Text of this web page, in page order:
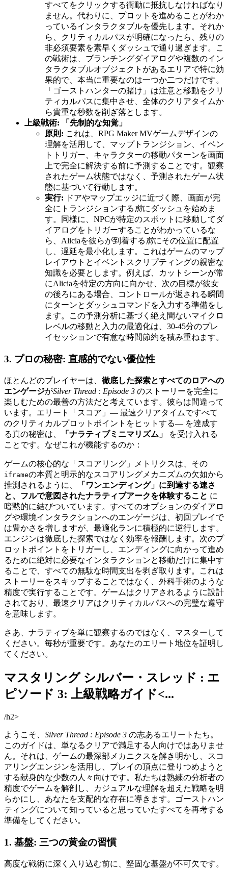
すべてをクリックする衝動に抵抗しなければなり
ません。代わりに、プロットを進めることがわか
っているインタラクタブルを優先します。それか
ら、クリティカルパスが明確になったら、残りの
非必須要素を素早くダッシュで通り過ぎます。こ
の戦術は、ブランチングダイアログや複数のイン
タラクタブルオブジェクトがあるエリアで特に効
果的で、本当に重要なのは一つか二つだけです。
「ゴーストハンターの賭け」は注意と移動をクリ
ティカルパスに集中させ、全体のクリアタイムか
ら貴重な秒数を削ぎ落とします。
上級戦術: 「先制的な知覚」
原則: これは、RPG Maker MVゲームデザインの
理解を活用して、マップトランジション、イベン
トトリガー、キャラクターの移動パターンを画面
上で完全に解決する前に予測することです。観察
されたゲーム状態ではなく、予測されたゲーム状
態に基づいて行動します。
実行: ドアやマップエッジに近づく際、画面が完
全にトランジションする 前にダッシュを始めま
す。同様に、NPCが特定のスポットに移動してダ
イアログをトリガーすることがわかっているな
ら、Aliciaを彼らが到着する 前にその位置に配置
し、遅延を最小化します。これはゲームのマップ
レイアウトとイベントスクリプティングの親密な
知識を必要とします。例えば、カットシーンが常
にAliciaを特定の方向に向かせ、次の目標が彼女
の後ろにある場合、コントロールが返される瞬間
にターンとダッシュコマンドを入力する準備をし
ます。この予測分析に基づく絶え間ないマイクロ
レベルの移動と入力の最適化は、30-45分のプレ
イセッションで有意な時間節約を積み重ねます。
3. プロの秘密: 直感的でない優位性
ほとんどのプレイヤーは、 徹底した探索とすべてのロアへの
エンゲージがSilver Thread : Episode 3 のストーリーを完全に
楽しむための最善の方法だと考えています。彼らは間違って
います。エリート「スコア」— 最速クリアタイムですべて
のクリティカルプロットポイントをヒットする— を達成す
る真の秘密は、
「ナラティブミニマリズム」
を受け入れる
ことです。なぜこれが機能するのか：
ゲームの核心的な「スコアリング」メトリクスは、その
iframeの本質と明示的なスコアリングメカニズムの欠如から
推測されるように、
「ワンエンディング」に到達する速さ
と、フルで意図されたナラティブアークを体験すること に
暗黙的に結びついています。すべてのオプションのダイアロ
グや環境インタラクションへのエンゲージは、初回プレイで
は豊かさを増しますが、最適化ランに積極的に逆行します。
エンジンは徹底した探索ではなく効率を報酬します。次のプ
ロットポイントをトリガーし、エンディングに向かって進め
るために絶対に必要なインタラクションと移動だけに集中す
ることで、すべての無駄な時間支出を剥ぎ取ります。これは
ストーリーをスキップすることではなく、外科手術のような
精度で実行することです。ゲームはクリアされるように設計
されており、最速クリアはクリティカルパスへの完璧な遵守
を意味します。
さあ、ナラティブを単に観察するのではなく、マスターして
ください。毎秒が重要です。あなたのエリート地位を証明し
てください。
マスタリング シルバー・スレッド : エ
ピソード 3: 上級戦略ガイド<...
/h2>
ようこそ、 Silver Thread : Episode 3 の志あるエリートたち。
このガイドは、単なるクリアで満足する人向けではありませ
ん。それは、ゲームの最深部メカニクスを解き明かし、スコ
アリングエンジンを活用し、プレイの頂点に登りつめようと
する献身的な少数の人々向けです。私たちは熟練の分析者の
精度でゲームを解剖し、カジュアルな理解を超えた戦略を明
らかにし、あなたを支配的な存在に導きます。ゴーストハン
ティングについて知っていると思っていたすべてを再考する
準備をしてください。
1. 基盤: 三つの黄金の習慣
高度な戦術に深く入り込む前に、堅固な基盤が不可欠です。